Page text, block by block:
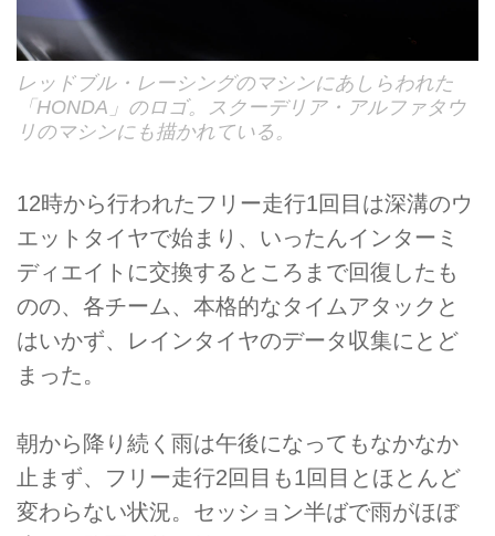
レッドブル・レーシングのマシンにあしらわれた
「HONDA」のロゴ。スクーデリア・アルファタウ
リのマシンにも描かれている。
12時から行われたフリー走行1回目は深溝のウ
エットタイヤで始まり、いったんインターミ
ディエイトに交換するところまで回復したも
のの、各チーム、本格的なタイムアタックと
はいかず、レインタイヤのデータ収集にとど
まった。
朝から降り続く雨は午後になってもなかなか
止まず、フリー走行2回目も1回目とほとんど
変わらない状況。セッション半ばで雨がほぼ